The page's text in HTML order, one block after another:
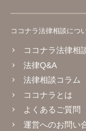
ココナラ法律相談につ
ココナラ法律相
法律Q&A
法律相談コラム
ココナラとは
よくあるご質問
運営へのお問い